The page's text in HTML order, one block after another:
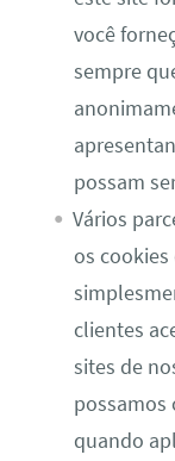
você
sempre
possam
Vários
os
clientes
sites de
possamos
quando